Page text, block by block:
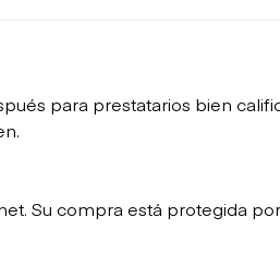
para prestatarios bien
Su compra está protegida